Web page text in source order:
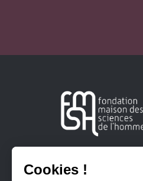
Créée en 1963, la
soutient la recherche
sciences humaines et